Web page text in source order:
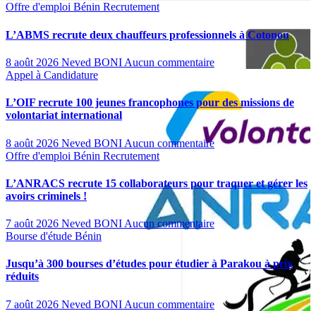
Offre d'emploi Bénin Recrutement
L’ABMS recrute deux chauffeurs professionnels à Cotonou
8 août 2026 Neved BONI Aucun commentaire
Appel à Candidature
L’OIF recrute 100 jeunes francophones pour des missions de
volontariat international
8 août 2026 Neved BONI Aucun commentaire
Offre d'emploi Bénin Recrutement
L’ANRACS recrute 15 collaborateurs pour traquer et gérer les
avoirs criminels !
7 août 2026 Neved BONI Aucun commentaire
Bourse d'étude Bénin
Jusqu’à 300 bourses d’études pour étudier à Parakou à prix
réduits
7 août 2026 Neved BONI Aucun commentaire